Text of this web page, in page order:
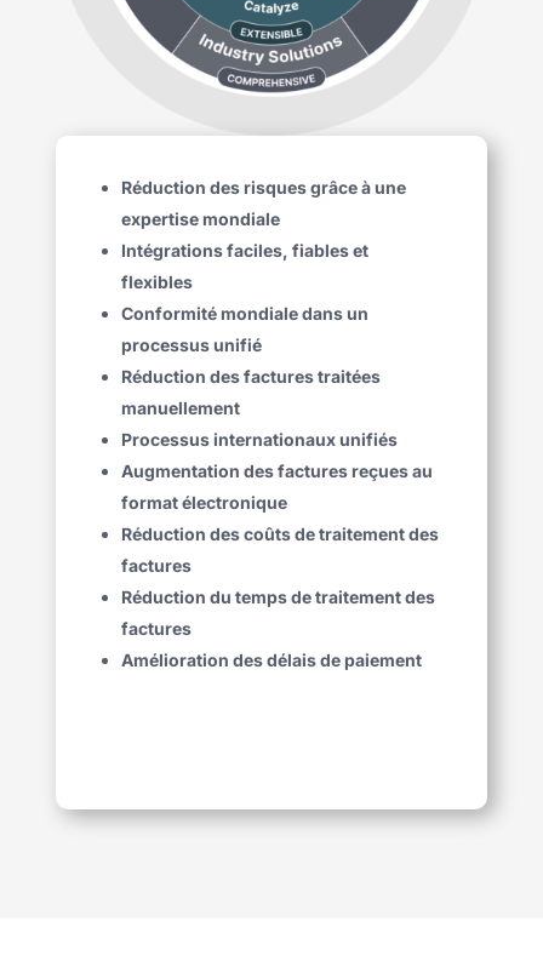
Réduction des risques grâce à une
expertise mondiale
Intégrations faciles, fiables et
flexibles
Conformité mondiale dans un
processus unifié
Réduction des factures traitées
manuellement
Processus internationaux unifiés
Augmentation des factures reçues au
format électronique
Réduction des coûts de traitement des
factures
Réduction du temps de traitement des
factures
Amélioration des délais de paiement